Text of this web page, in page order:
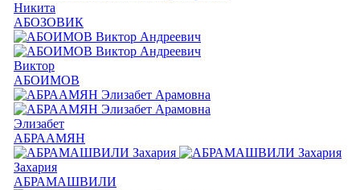
Никита
АБОЗОВИК
Виктор
АБОИМОВ
Элизабет
АБРААМЯН
Захария
АБРАМАШВИЛИ